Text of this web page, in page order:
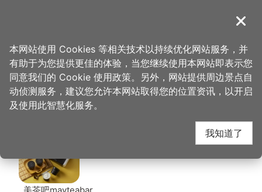
導覽
首页 > 想去的地方 > 美食、购物 > 芊香园
芊香园 周边店家
关闭
本网站使用 Cookies 等相关技术以持续优化网站服务，并
有助于为您提供更佳的体验，当您继续使用本网站即表示您
同意我们的 Cookie 使用政策。另外，网站提供周边景点自
动侦测服务，建议您允许本网站取得您的位置资讯，以开启
及使用此智慧化服务。
我知道了